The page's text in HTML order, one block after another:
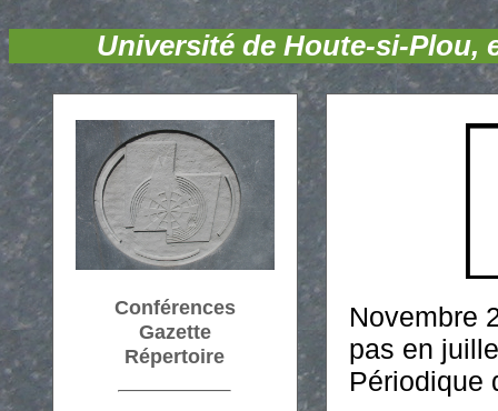
Université de Houte-si-Plou,
Conférences
Gazette
Répertoire
Novembre
pas en
Périodique